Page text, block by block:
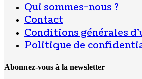
Qui sommes-nous ?
Contact
Conditions générales
Politique de
Abonnez-vous à la newsletter